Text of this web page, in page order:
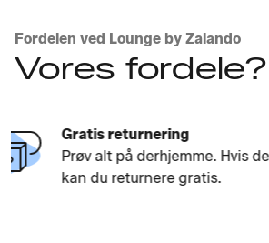
Fordelen ved Lounge by Zalando
Vores fordele?
De brands, du elsker
Fra high street-favoritter
brands. Nyheder, hver dag.